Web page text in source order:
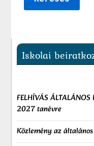
Iskolai
FELHÍVÁS
2027 tanévre
Közlemény az